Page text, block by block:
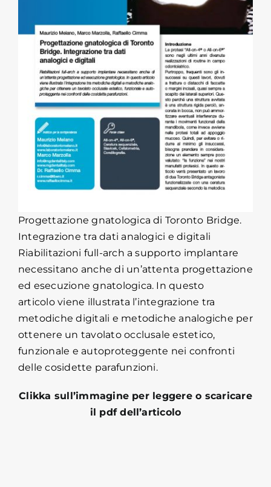
Progettazione gnatologica di Toronto Bridge.
Integrazione tra dati analogici e digitali
Riabilitazioni full-arch a supporto implantare
necessitano anche di un’attenta progettazione
ed esecuzione gnatologica. In questo
articolo viene illustrata l’integrazione tra
metodiche digitali e metodiche analogiche per
ottenere un tavolato occlusale estetico,
funzionale e autoproteggente nei confronti
delle cosidette parafunzioni.
Clikka sull’immagine per leggere o scaricare
il pdf dell’articolo